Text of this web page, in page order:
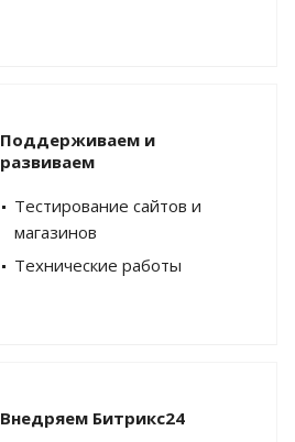
Поддерживаем и
развиваем
Тестирование сайтов и
магазинов
Технические работы
Внедряем Битрикс24